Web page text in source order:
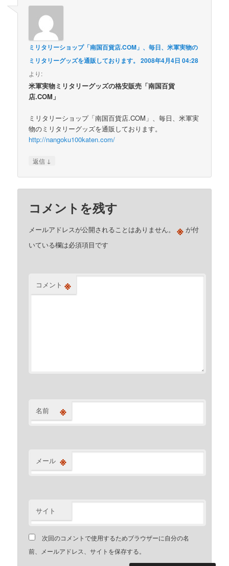
ミリタリーショップ「南国百貨店.COM」、毎日、米軍実物の
ミリタリーグッズを通販しております。 2008年4月4日 04:28
より:
米軍実物ミリタリーグッズの格安販売「南国百貨
店.COM」
ミリタリーショップ「南国百貨店.COM」、毎日、米軍実
物のミリタリーグッズを通販しております。
http://nangoku100katen.com/
返信 ↓
コメントを残す
メールアドレスが公開されることはありません。 ※ が付
いている欄は必須項目です
コメント ※
名前 ※
メール ※
サイト
次回のコメントで使用するためブラウザーに自分の名
前、メールアドレス、サイトを保存する。